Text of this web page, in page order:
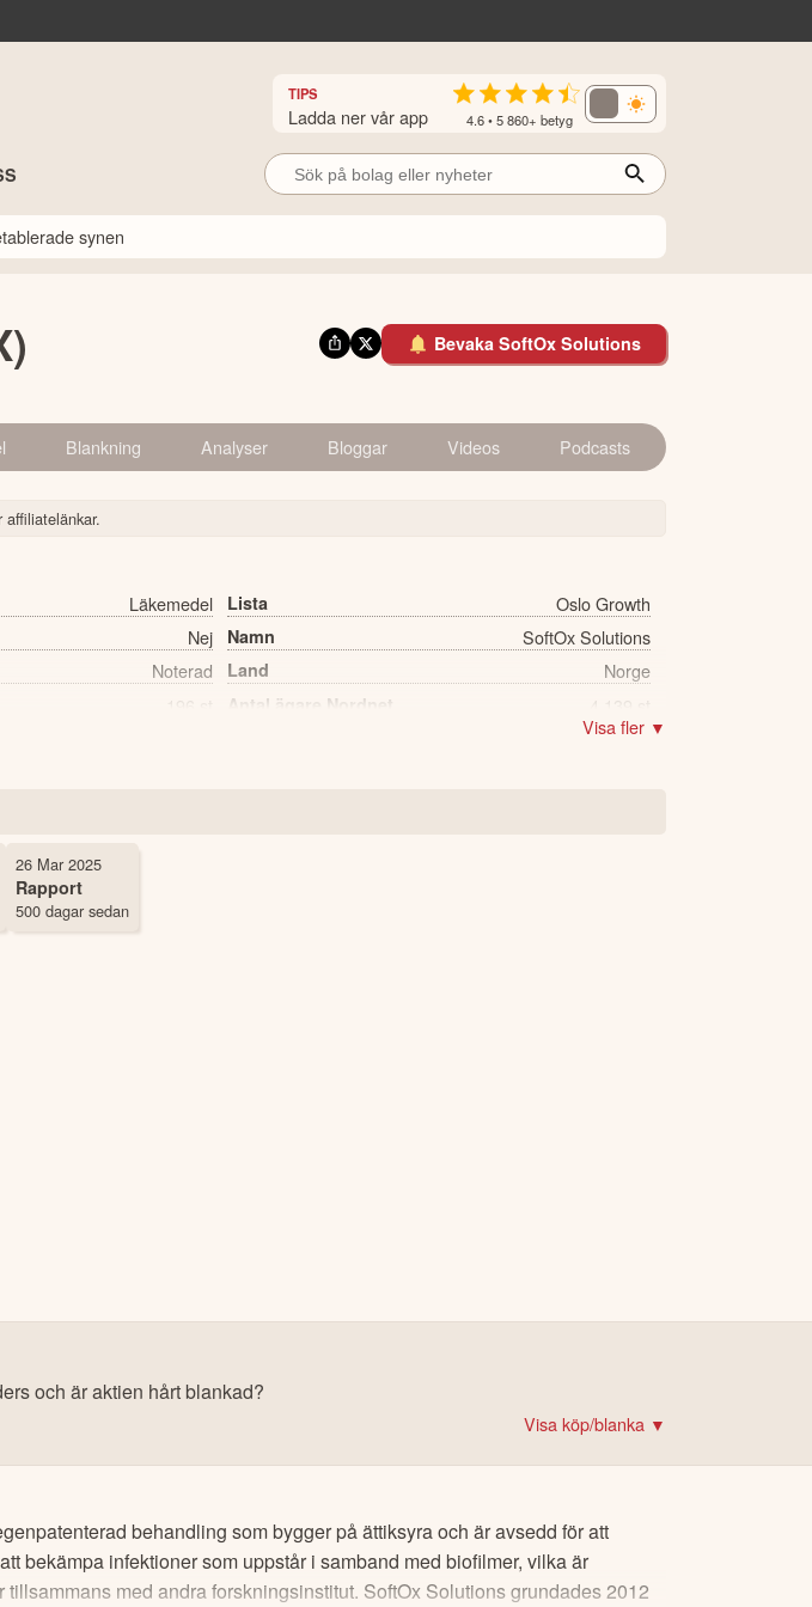
TIPS
Ladda ner vår app 4.6 • 5 860+ betyg
synen
Bevaka SoftOx Solutions
Blankning Analyser Bloggar Videos Podcasts
Läkemedel Lista Oslo Growth
Nej Namn SoftOx Solutions
Noterad Land Norge
Antal ägare Nordnet
Visa fler ▼
26 Mar 2025
Rapport
500 dagar sedan
och är aktien hårt blankad?
samlade – aktier, ETF:er & krypto
kopiera portföljen för toppinvesterare
på utvalda börser – ligg steget före
Visa köp/blanka ▼
behandling som bygger på ättiksyra och är avsedd för att
bekämpa infektioner som uppstår i samband med biofilmer, vilka är
med andra forskningsinstitut. SoftOx Solutions grundades 2012